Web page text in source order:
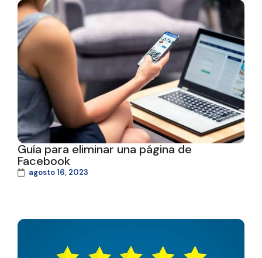
Guía para eliminar una página de
Facebook
agosto 16, 2023